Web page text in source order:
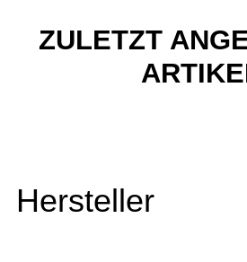
ZULETZT
Hersteller